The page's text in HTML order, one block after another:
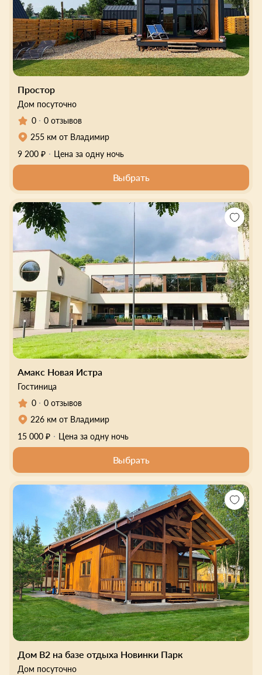
Простор
Дом посуточно
0
0 отзывов
255 км от Владимир
9 200 ₽
Цена за одну ночь
Выбрать
Амакс Новая Истра
Гостиница
0
0 отзывов
226 км от Владимир
15 000 ₽
Цена за одну ночь
Выбрать
Дом В2 на базе отдыха Новинки Парк
Дом посуточно